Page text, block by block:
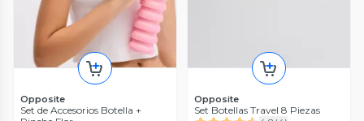
Opposite
Set de Accesorios Botella +
Opposite
Set Botellas Travel 8 Piezas